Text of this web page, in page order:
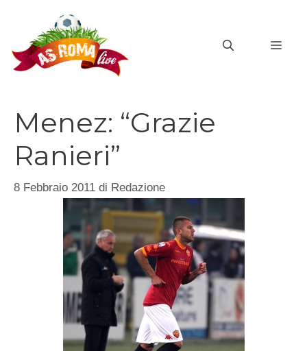
contenuto
Menez: “Grazie
Ranieri”
8 Febbraio 2011 di Redazione